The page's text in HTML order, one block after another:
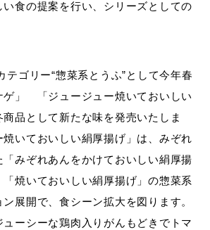
食の提案を行い、シリーズとしての
テゴリー“惣菜系とうふ”として今年春
ゲ」 「ジュージュー焼いておいしい
品として新たな味を発売いたしま
いておいしい絹厚揚げ」は、みぞれ
みぞれあんをかけておいしい絹厚揚
焼いておいしい絹厚揚げ」の惣菜系
展開で、食シーン拡大を図ります。
ューシーな鶏肉入りがんもどきでトマ